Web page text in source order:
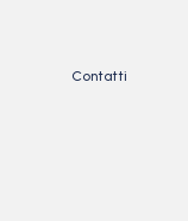
Contatti